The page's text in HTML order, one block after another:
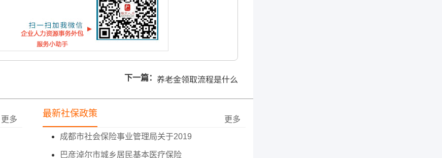
下一篇： 养老金领取流程是什么
更多
最新社保政策
更多
成都市社会保险事业管理局关于2019
巴彦淖尔市城乡居民基本医疗保险